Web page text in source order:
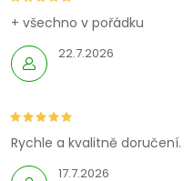
22.7.2026
+ všechno v pořádku
17.7.2026
Rychle a kvalitně doručení.